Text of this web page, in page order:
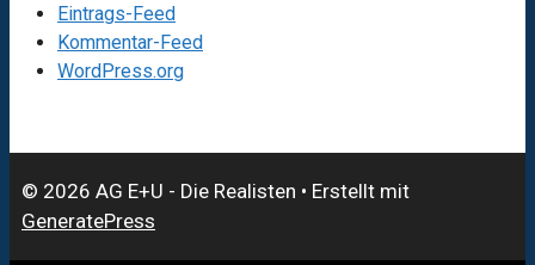
Eintrags-Feed
Kommentar-Feed
WordPress.org
© 2026 AG E+U - Die Realisten • Erstellt mit
GeneratePress